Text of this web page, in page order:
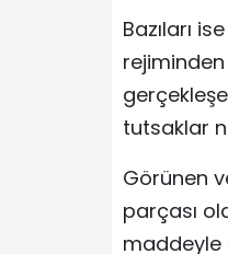
Bazıları
tutsaklar
Görünen
parçası
maddeyle